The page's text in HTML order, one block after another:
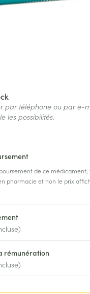
de ce médicament,
pharmacie et non le prix
rémunération
par téléphone ou par e-
les possibilités.